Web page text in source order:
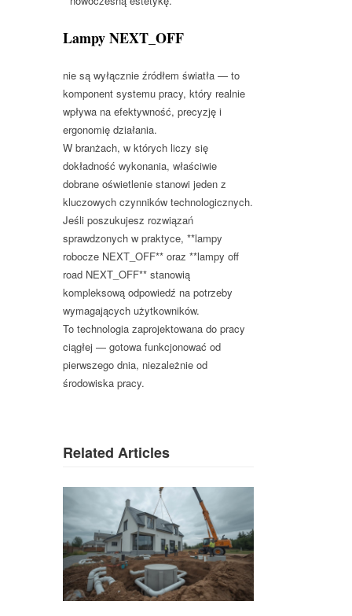
Lampy NEXT_OFF
nie są wyłącznie źródłem światła — to
komponent systemu pracy, który realnie
wpływa na efektywność, precyzję i
ergonomię działania.
W branżach, w których liczy się
dokładność wykonania, właściwie
dobrane oświetlenie stanowi jeden z
kluczowych czynników technologicznych.
Jeśli poszukujesz rozwiązań
sprawdzonych w praktyce, **lampy
robocze NEXT_OFF** oraz **lampy off
road NEXT_OFF** stanowią
kompleksową odpowiedź na potrzeby
wymagających użytkowników.
To technologia zaprojektowana do pracy
ciągłej — gotowa funkcjonować od
pierwszego dnia, niezależnie od
środowiska pracy.
Related Articles